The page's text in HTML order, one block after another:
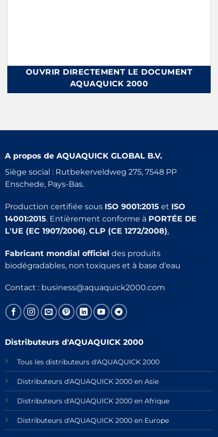
OUVRIR DIRECTEMENT LE DOCUMENT
AQUAQUICK 2000
A propos de AQUAQUICK GLOBAL B.V.
Siège social : Rutbekerveldweg 275, 7548 PP
Enschede, Pays-Bas.
Production certifiée sous ISO 9001:2015 et ISO
14001:2015. Entièrement conforme à PORTÉE DE
L'UE (EC 1907/2006), CLP (CE 1272/2008),
Fabricant mondial officiel des produits
biodégradables, non toxiques et à base d'eau
Contact : business@aquaquick2000.com
Distributeurs d'AQUAQUICK 2000
Tous les distributeurs d'AQUAQUICK 2000
Distributeurs d'AQUAQUICK 2000 en Asie
Distributeurs d'AQUAQUICK 2000 en Afrique
Distributeurs d'AQUAQUICK 2000 en Europe